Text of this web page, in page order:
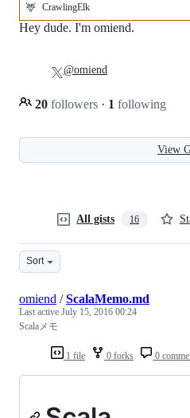
🦌 CrawlingElk
Hey dude. I'm omiend.
20 followers · 1 following
@omiend
View
All gists 16
Sort
1 file 0 forks 0
omiend /ScalaMemo.md
Last active July 15, 2016 00:24
Scalaメモ